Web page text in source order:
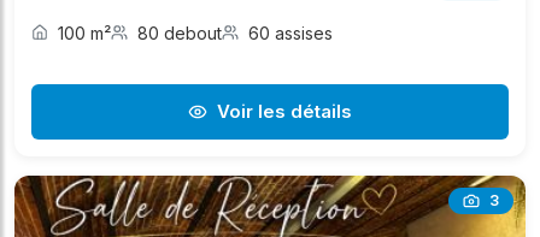
100 m² 80 debout 60 assises
Voir les détails
3